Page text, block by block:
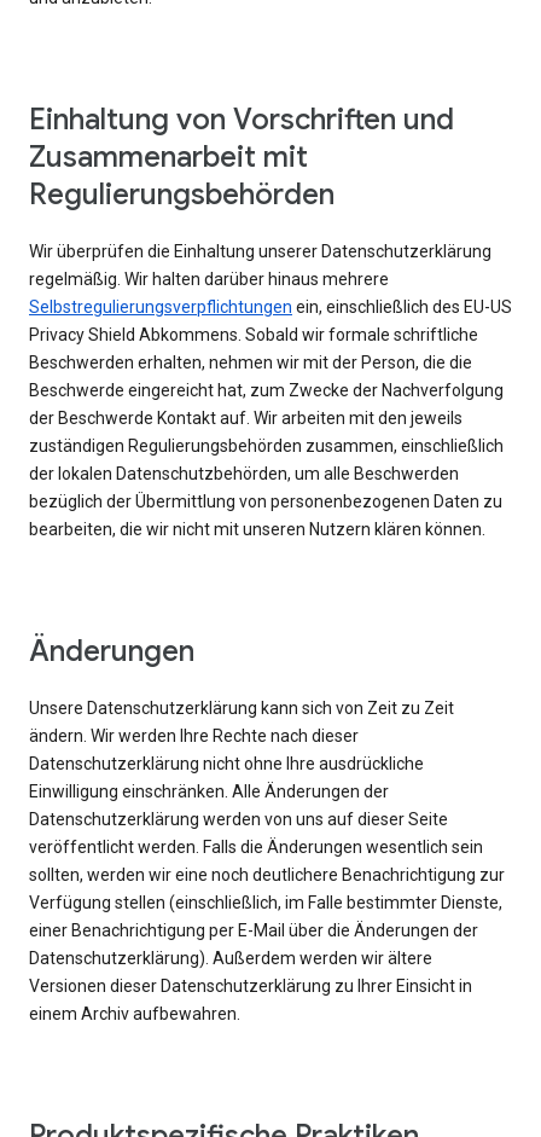
Einhaltung von Vorschriften und
Zusammenarbeit mit
Regulierungsbehörden
Wir überprüfen die Einhaltung unserer Datenschutzerklärung
regelmäßig. Wir halten darüber hinaus mehrere
Selbstregulierungsverpflichtungen ein, einschließlich des EU-US
Privacy Shield Abkommens. Sobald wir formale schriftliche
Beschwerden erhalten, nehmen wir mit der Person, die die
Beschwerde eingereicht hat, zum Zwecke der Nachverfolgung
der Beschwerde Kontakt auf. Wir arbeiten mit den jeweils
zuständigen Regulierungsbehörden zusammen, einschließlich
der lokalen Datenschutzbehörden, um alle Beschwerden
bezüglich der Übermittlung von personenbezogenen Daten zu
bearbeiten, die wir nicht mit unseren Nutzern klären können.
Änderungen
Unsere Datenschutzerklärung kann sich von Zeit zu Zeit
ändern. Wir werden Ihre Rechte nach dieser
Datenschutzerklärung nicht ohne Ihre ausdrückliche
Einwilligung einschränken. Alle Änderungen der
Datenschutzerklärung werden von uns auf dieser Seite
veröffentlicht werden. Falls die Änderungen wesentlich sein
sollten, werden wir eine noch deutlichere Benachrichtigung zur
Verfügung stellen (einschließlich, im Falle bestimmter Dienste,
einer Benachrichtigung per E-Mail über die Änderungen der
Datenschutzerklärung). Außerdem werden wir ältere
Versionen dieser Datenschutzerklärung zu Ihrer Einsicht in
einem Archiv aufbewahren.